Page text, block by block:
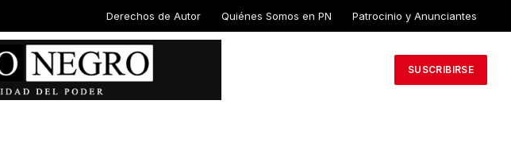
Derechos de Autor Quiénes Somos en PN Patrocinio y Anunciantes
SUSCRIBIRSE